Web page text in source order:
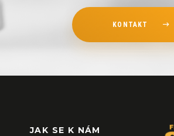
KONTAKT
JAK SE K NÁM